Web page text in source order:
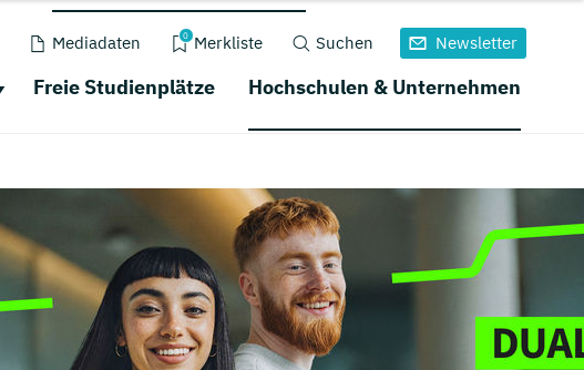
Mediadaten 0 Merkliste Suchen Newsletter
Freie Studienplätze Hochschulen & Unternehmen